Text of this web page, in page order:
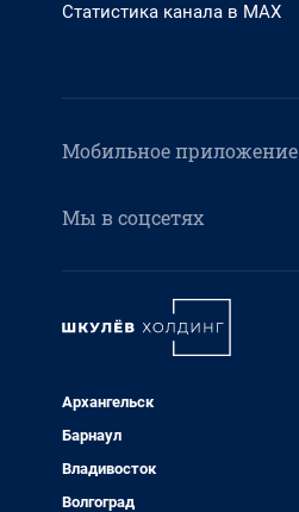
Статистика канала в MAX
Мобильное приложение
Мы в соцсетях
Архангельск
Барнаул
Владивосток
Волгоград